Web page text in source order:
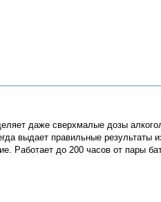
даже сверхмалые дозы
выдает правильные результаты
Работает до 200 часов от пары